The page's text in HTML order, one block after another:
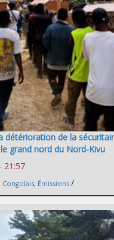
détérioration de la
grand nord du Nord-Kivu
21:57
, Émissions /